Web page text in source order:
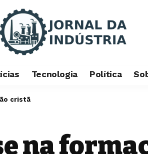
Tecnologia Política
cristã
na